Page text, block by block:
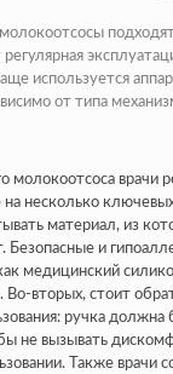
используется
от типа
молокоотсоса врачи
на несколько
материал, из
Безопасные и
медицинский
Во-вторых, стоит
ручка должна
не вызывать
Также врачи